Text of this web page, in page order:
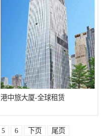
港中旅大厦-全球租赁
5 6 下页 尾页